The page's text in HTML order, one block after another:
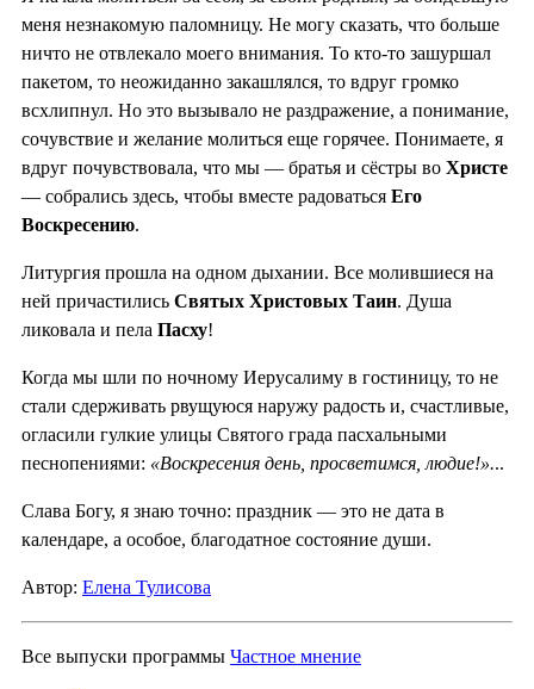
меня незнакомую паломницу. Не могу сказать, что больше
ничто не отвлекало моего внимания. То кто-то зашуршал
пакетом, то неожиданно закашлялся, то вдруг громко
всхлипнул. Но это вызывало не раздражение, а понимание,
сочувствие и желание молиться еще горячее. Понимаете, я
вдруг почувствовала, что мы — братья и сёстры во Христе
— собрались здесь, чтобы вместе радоваться Его
Воскресению.
Литургия прошла на одном дыхании. Все молившиеся на
ней причастились Святых Христовых Таин. Душа
ликовала и пела Пасху!
Когда мы шли по ночному Иерусалиму в гостиницу, то не
стали сдерживать рвущуюся наружу радость и, счастливые,
огласили гулкие улицы Святого града пасхальными
песнопениями: «Воскресения день, просветимся, людие!»...
Слава Богу, я знаю точно: праздник — это не дата в
календаре, а особое, благодатное состояние души.
Автор: Елена Тулисова
Все выпуски программы Частное мнение